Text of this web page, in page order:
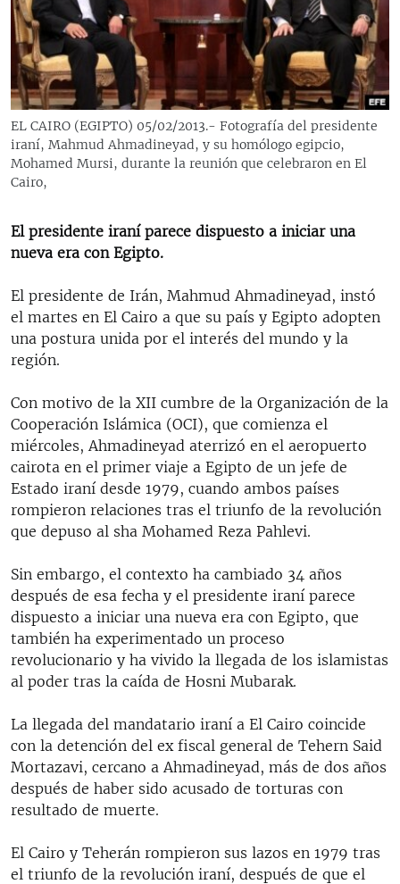
RADIO MARTÍ
ESPECIALES
ESPECIALES
LA REALIDAD DE LA VIVIENDA EN CUBA
SER VIEJO EN CUBA
DESINFORMACIÓN RUSA EN AMÉRICA LATINA
MULTIMEDIA
EDITORIALES
SÍGUENOS
EL CAIRO (EGIPTO) 05/02/2013.- Fotografía del presidente
iraní, Mahmud Ahmadineyad, y su homólogo egipcio,
Mohamed Mursi, durante la reunión que celebraron en El
Cairo,
El presidente iraní parece dispuesto a iniciar una
nueva era con Egipto.
El presidente de Irán, Mahmud Ahmadineyad, instó
el martes en El Cairo a que su país y Egipto adopten
una postura unida por el interés del mundo y la
región.
Con motivo de la XII cumbre de la Organización de la
Cooperación Islámica (OCI), que comienza el
miércoles, Ahmadineyad aterrizó en el aeropuerto
cairota en el primer viaje a Egipto de un jefe de
Estado iraní desde 1979, cuando ambos países
rompieron relaciones tras el triunfo de la revolución
que depuso al sha Mohamed Reza Pahlevi.
Sin embargo, el contexto ha cambiado 34 años
después de esa fecha y el presidente iraní parece
dispuesto a iniciar una nueva era con Egipto, que
también ha experimentado un proceso
revolucionario y ha vivido la llegada de los islamistas
al poder tras la caída de Hosni Mubarak.
La llegada del mandatario iraní a El Cairo coincide
con la detención del ex fiscal general de Tehern Said
Mortazavi, cercano a Ahmadineyad, más de dos años
después de haber sido acusado de torturas con
resultado de muerte.
El Cairo y Teherán rompieron sus lazos en 1979 tras
el triunfo de la revolución iraní, después de que el